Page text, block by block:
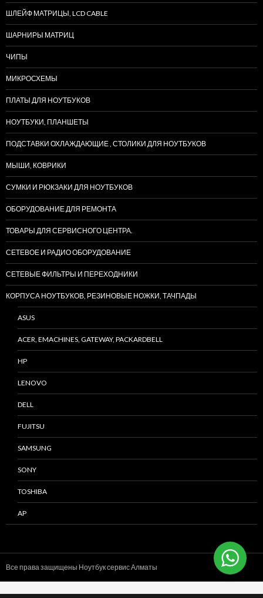
ШЛЕЙФ МАТРИЦЫ, LCD CABLE
ШАРНИРЫ МАТРИЦ
ЧИПЫ
МИКРОСХЕМЫ
ПЛАТЫ ДЛЯ НОУТБУКОВ
НОУТБУКИ, ПЛАНШЕТЫ
ПОДСТАВКИ ОХЛАЖДАЮЩИЕ , СТОЛИКИ ДЛЯ НОУТБУКОВ
МЫШИ, КОВРИКИ
СУМКИ И РЮКЗАКИ ДЛЯ НОУТБУКОВ
ОБОРУДОВАНИЕ ДЛЯ РЕМОНТА
ТОВАРЫ ДЛЯ СЕРВИСНОГО ЦЕНТРА.
СЕТЕВОЕ И РАДИО ОБОРУДОВАНИЕ
СЕТЕВЫЕ ФИЛЬТРЫ И ПЕРЕХОДНИКИ
КОРПУСА НОУТБУКОВ, РЕЗИНОВЫЕ НОЖКИ, ТАЧПАДЫ
ASUS
ACER, EMACHINES, GATEWAY, PACKARDBELL
HP
LENOVO
DELL
FUJITSU
SAMSUNG
SONY
TOSHIBA
AP
Все права защищены Ноутбук сервисАлматы